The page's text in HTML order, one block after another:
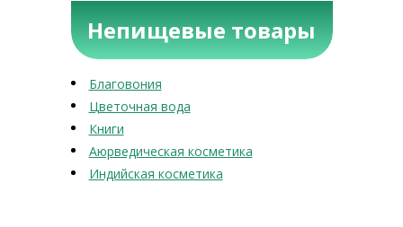
Непищевые товары
Благовония
Цветочная вода
Книги
Аюрведическая косметика
Индийская косметика